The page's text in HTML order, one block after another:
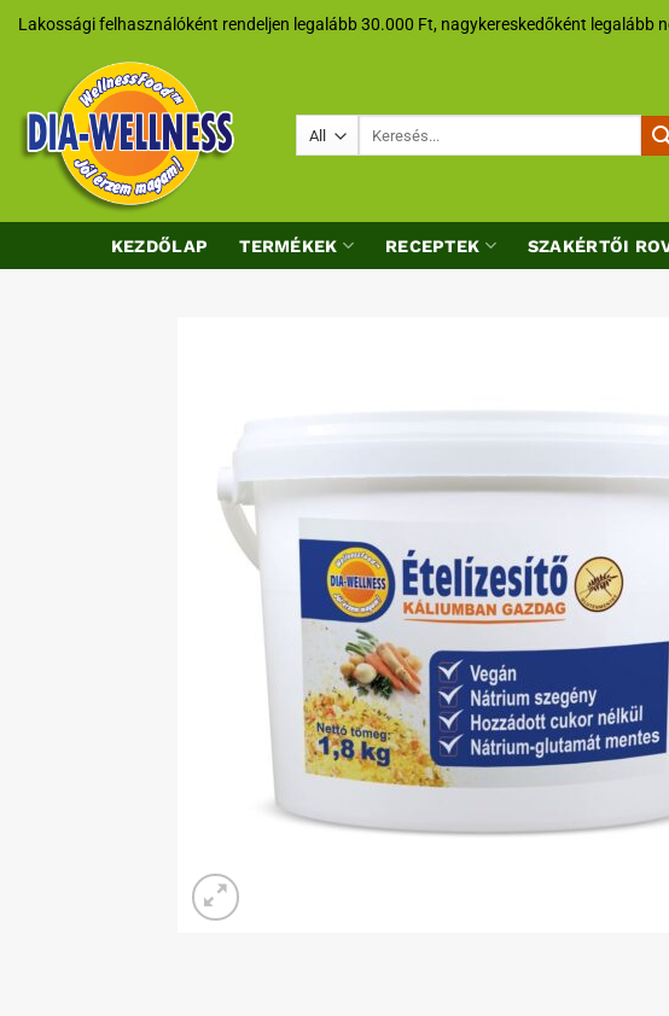
SkipLakossági felhasználóként rendeljen legalább 30.000 Ft, nagykereskedőként legalább
KEZDŐLAP TERMÉKEK RECEPTEK SZAKÉRTŐI